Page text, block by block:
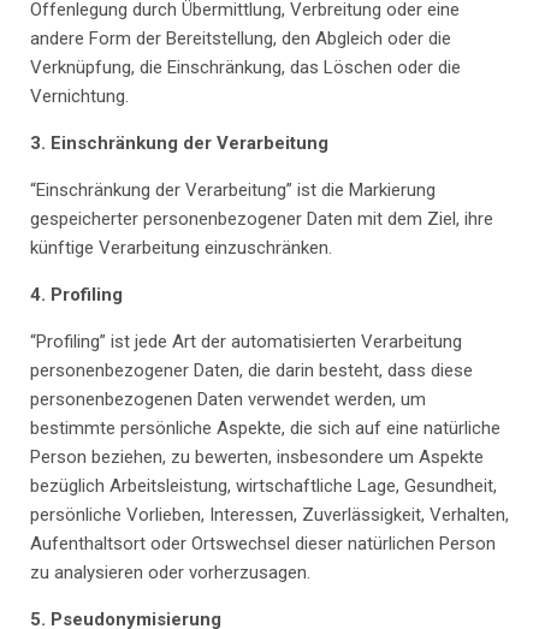
Offenlegung durch Übermittlung, Verbreitung oder eine
andere Form der Bereitstellung, den Abgleich oder die
Verknüpfung, die Einschränkung, das Löschen oder die
Vernichtung.
3. Einschränkung der Verarbeitung
“Einschränkung der Verarbeitung” ist die Markierung
gespeicherter personenbezogener Daten mit dem Ziel, ihre
künftige Verarbeitung einzuschränken.
4. Profiling
“Profiling” ist jede Art der automatisierten Verarbeitung
personenbezogener Daten, die darin besteht, dass diese
personenbezogenen Daten verwendet werden, um
bestimmte persönliche Aspekte, die sich auf eine natürliche
Person beziehen, zu bewerten, insbesondere um Aspekte
bezüglich Arbeitsleistung, wirtschaftliche Lage, Gesundheit,
persönliche Vorlieben, Interessen, Zuverlässigkeit, Verhalten,
Aufenthaltsort oder Ortswechsel dieser natürlichen Person
zu analysieren oder vorherzusagen.
5. Pseudonymisierung